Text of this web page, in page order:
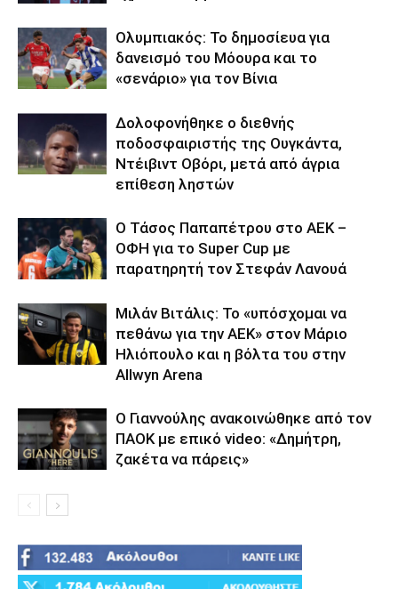
Ολυμπιακός: Το δημοσίευα για
δανεισμό του Μόουρα και το
«σενάριο» για τον Βίνια
Δολοφονήθηκε o διεθνής
ποδοσφαιριστής της Ουγκάντα,
Ντέιβιντ Οβόρι, μετά από άγρια
επίθεση ληστών
Ο Τάσος Παπαπέτρου στο ΑΕΚ –
ΟΦΗ για το Super Cup με
παρατηρητή τον Στεφάν Λανουά
Μιλάν Βιτάλις: Το «υπόσχομαι να
πεθάνω για την ΑΕΚ» στον Μάριο
Ηλιόπουλο και η βόλτα του στην
Allwyn Arena
Ο Γιαννούλης ανακοινώθηκε από τον
ΠΑΟΚ με επικό video: «Δημήτρη,
ζακέτα να πάρεις»